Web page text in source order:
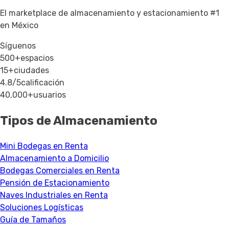
El marketplace de almacenamiento y estacionamiento #1
en México
Síguenos
500+espacios
15+ciudades
4.8/5calificación
40,000+usuarios
Tipos de Almacenamiento
Mini Bodegas en Renta
Almacenamiento a Domicilio
Bodegas Comerciales en Renta
Pensión de Estacionamiento
Naves Industriales en Renta
Soluciones Logísticas
Guía de Tamaños